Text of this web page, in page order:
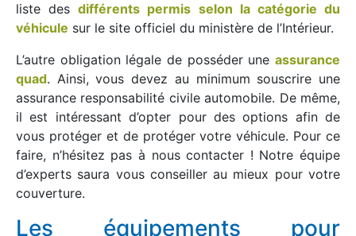
liste desdifférents permis selon la catégorie du
véhicule sur le site officiel du ministère de l’Intérieur.
L’autre obligation légale de posséder une assurance
quad. Ainsi, vous devez au minimum souscrire une
assurance responsabilité civile automobile. De même,
il est intéressant d’opter pour des options afin de
vous protéger et de protéger votre véhicule. Pour ce
faire, n’hésitez pas à nous contacter ! Notre équipe
d’experts saura vous conseiller au mieux pour votre
couverture.
Les équipements pour